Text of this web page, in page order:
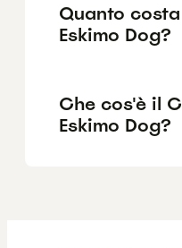
Quanto
Eskimo Dog?
Che cos'è il
Eskimo Dog?